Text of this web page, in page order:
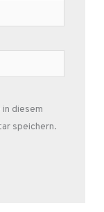
diesem
speichern.